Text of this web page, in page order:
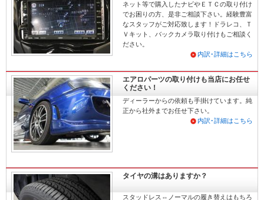
ネット等で購入したナビやＥＴＣの取り付け
でお困りの方、是非ご相談下さい。経験豊富
なスタッフがご対応致します！ドラレコ、Ｔ
Ｖキット、バックカメラ取り付けもご相談く
ださい。
内訳･詳細はこちら
エアロパーツの取り付けも当店にお任せ
ください！
ディーラーからの依頼も手掛けています。純
正から社外までお任せ下さい。
内訳･詳細はこちら
タイヤの溝はありますか？
スタッドレス⇔ノーマルの履き替えはもちろ